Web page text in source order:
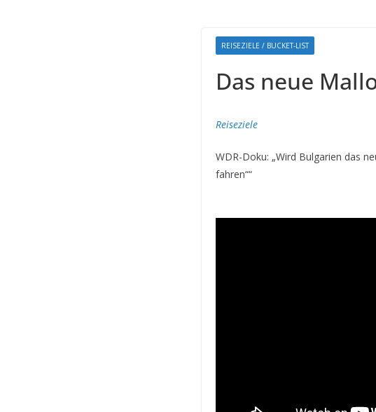
REISEZIELE / BUCKET-LIST
Das neue
Reiseziele
WDR-Doku: „Wird Bulgarien das
fahren““